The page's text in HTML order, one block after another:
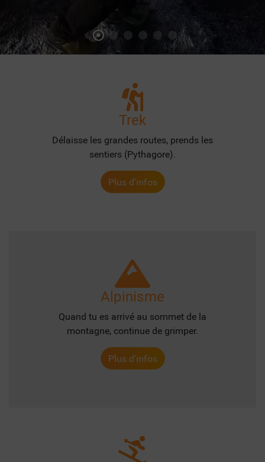
Trek
Délaisse les grandes routes, prends les
sentiers (Pythagore).
Plus d'infos
Alpinisme
Quand tu es arrivé au sommet de la
montagne, continue de grimper.
Plus d'infos